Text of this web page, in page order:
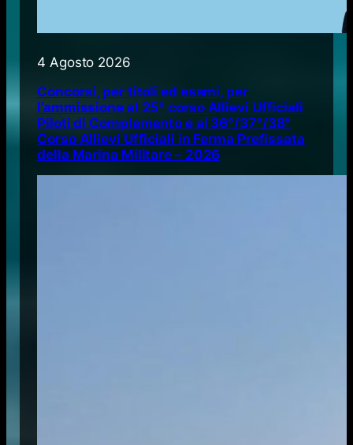
4 Agosto 2026
Concorsi, per titoli ed esami, per
l’ammissione al 25° corso Allievi Ufficiali
Piloti di Complemento e al 36°/37°/38°
Corso Allievi Ufficiali in Ferma Prefissata
della Marina Militare – 2026